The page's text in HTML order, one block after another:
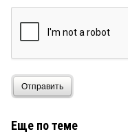
Отправить
Еще по теме